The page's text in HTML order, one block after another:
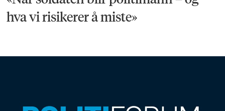
hva vi risikerer å miste»